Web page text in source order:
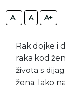
A- A A+
Rak dojke i
raka kod
života s
žena. Iako